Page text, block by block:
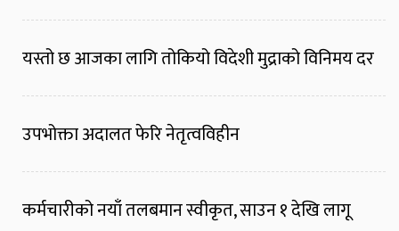
यस्तो छ आजका लागि तोकियो विदेशी मुद्राको विनिमय दर
उपभोक्ता अदालत फेरि नेतृत्वविहीन
कर्मचारीको नयाँ तलबमान स्वीकृत, साउन १ देखि लागू